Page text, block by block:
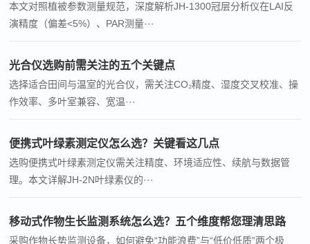
本文对照植被参数测量规范，深度解析JH-1300冠层分析仪在LAI反
演精度（偏差<5%）、PAR测量···
光合仪选购前需关注的五个关键点
选择适合田间与温室的光合仪，需关注CO₂精度、湿度交叉校准、操
作效率、多叶室兼容、宽温···
便携式叶绿素测定仪怎么选？关键看这几点
选购便携式叶绿素测定仪需关注精度、环境适应性、续航与数据管
理。本文详解JH-2N叶绿素仪的···
移动式作物生长监测系统怎么选？五个维度帮您理清思路
采购作物长势监测设备，如何避免“功能浪费”与“低价低质”两个极